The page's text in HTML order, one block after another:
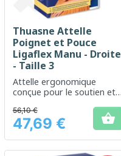
Thuasne Attelle
Poignet et Pouce
Ligaflex Manu - Droite
- Taille 3
Attelle ergonomique
conçue pour le soutien et
et du pouce
Prix
56,10 €
47,69 € 